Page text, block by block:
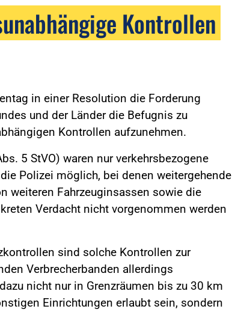
Kontrollen
in einer Resolution die Forderung
und der Länder die Befugnis zu
Kontrollen aufzunehmen.
5 StVO) waren nur verkehrsbezogene
Polizei möglich, bei denen weitergehende
weiteren Fahrzeuginsassen sowie die
Verdacht nicht vorgenommen werden
sind solche Kontrollen zur
Verbrecherbanden allerdings
nicht nur in Grenzräumen bis zu 30 km
Einrichtungen erlaubt sein, sondern